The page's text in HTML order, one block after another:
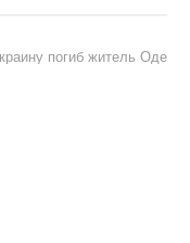
погиб житель